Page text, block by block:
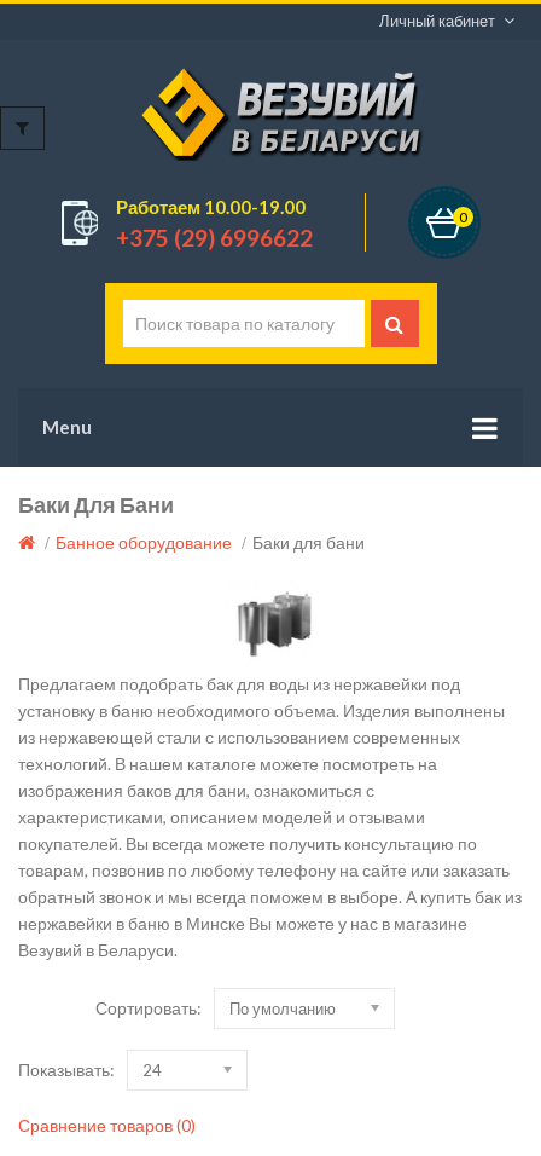
Личный кабинет
Работаем 10.00-19.00
+375 (29) 6996622
0
Menu
Баки Для Бани
Банное оборудование Баки для бани
Предлагаем подобрать бак для воды из нержавейки под
установку в баню необходимого объема. Изделия выполнены
из нержавеющей стали с использованием современных
технологий. В нашем каталоге можете посмотреть на
изображения баков для бани, ознакомиться с
характеристиками, описанием моделей и отзывами
покупателей. Вы всегда можете получить консультацию по
товарам, позвонив по любому телефону на сайте или заказать
обратный звонок и мы всегда поможем в выборе. А купить бак из
нержавейки в баню в Минске Вы можете у нас в магазине
Везувий в Беларуси.
Сортировать: По умолчанию
Показывать: 24
Сравнение товаров (0)